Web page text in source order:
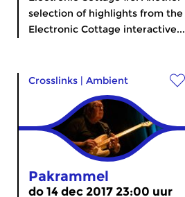
selection of highlights from the
Electronic Cottage interactive...
Crosslinks | Ambient
Pakrammel
do 14 dec 2017 23:00 uur